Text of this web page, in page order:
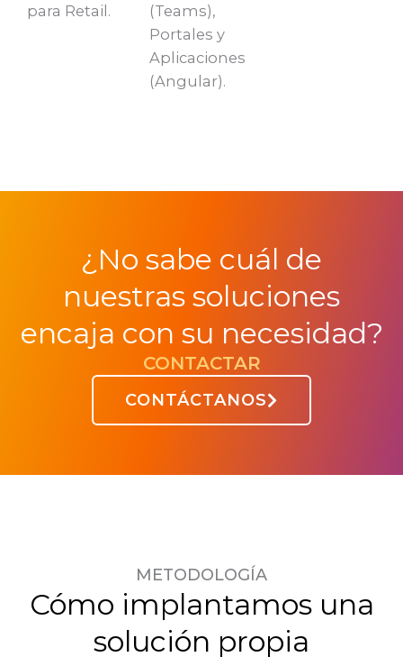
para Retail.
(Teams),
Portales y
Aplicaciones
(Angular).
¿No sabe cuál de
nuestras soluciones
encaja con su necesidad?
CONTACTAR
CONTÁCTANOS
METODOLOGÍA
Cómo implantamos una
solución propia